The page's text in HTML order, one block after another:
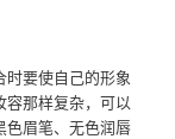
要使自己的形象
容那样复杂，可以
色眉笔、无色润唇